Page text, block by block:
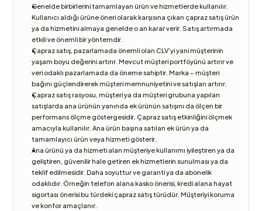
Genelde birbirlerini tamamlayan ürün ve hizmetlerde kullanılır.
Kullanıcı aldığı ürüne öneri olarak karşısına çıkan çapraz satış ürün
ya da hizmetini almaya genelde o an karar verir. Satış artırmada
etkili ve önemli bir yöntemdir.
Çapraz satış, pazarlamada önemli olan CLV’yi yani müşterinin
yaşam boyu değerini artırır. Mevcut müşteri portföyünü artırır ve
veri odaklı pazarlamada da öneme sahiptir. Marka – müşteri
bağını güçlendirerek müşteri memnuniyetini ve satışları artırır.
Çapraz satış rasyosu, müşteri ya da müşteri grubuna yapılan
satışlarda ana ürünün yanında ek ürünün satışını da ölçen bir
performans ölçme göstergesidir. Çapraz satış etkinliğini ölçmek
amacıyla kullanılır. Ana ürün başına satılan ek ürün ya da
tamamlayıcı ürün veya hizmeti gösterir.
Ana ürünü ya da hizmeti alan müşteriye kullanımı iyileştiren ya da
geliştiren, güvenilir hale getiren ek hizmetlerin sunulması ya da
teklif edilmesidir. Daha soyuttur ve garanti ya da abonelik
odaklıdır. Örneğin telefon alana kasko önerisi, kredi alana hayat
sigortası önerisi bu türdeki çapraz satış türüdür. Müşteriyi koruma
ve konfor amaçlanır.